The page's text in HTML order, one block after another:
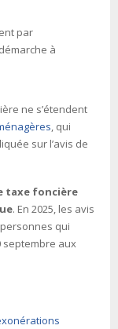
par
à
ne s’étendent
, qui
sur l’avis de
taxe foncière
. En 2025, les avis
qui
septembre aux